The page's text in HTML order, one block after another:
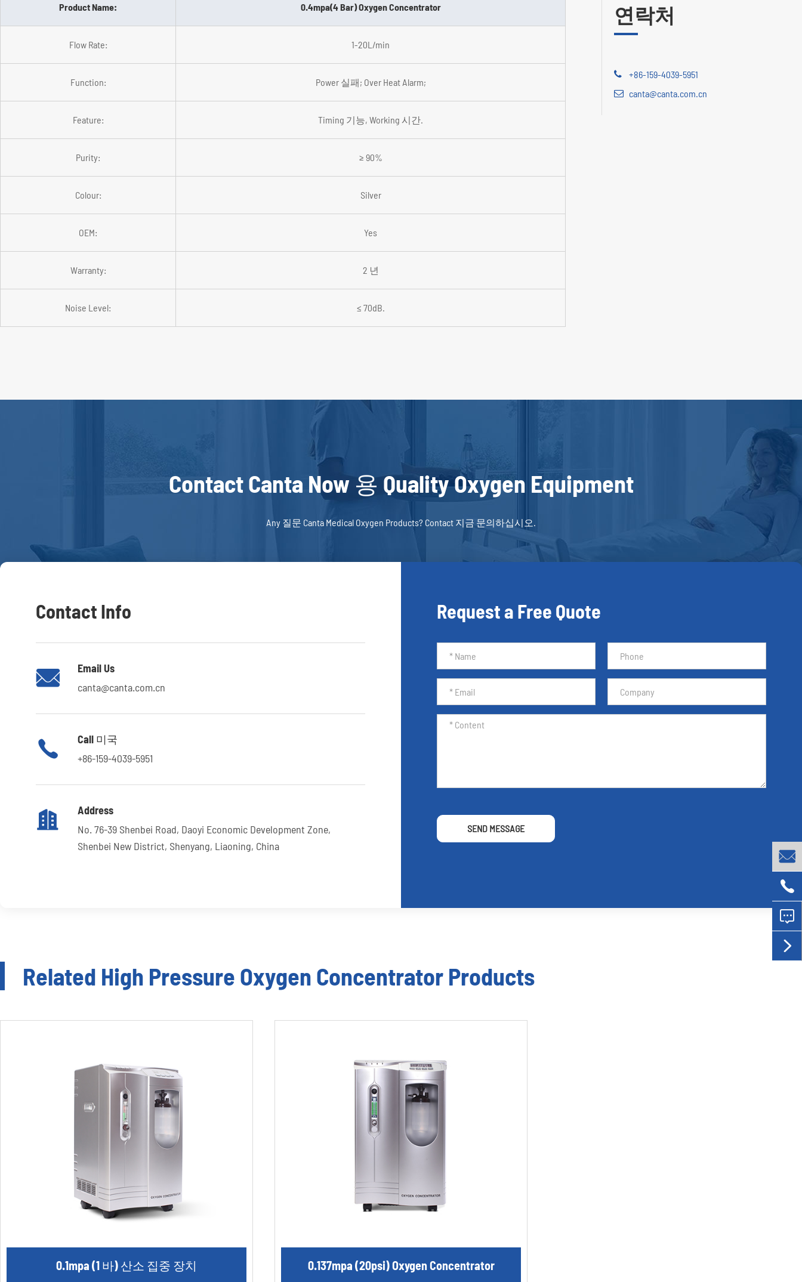
Product Name: 0.4mpa(4 Bar) Oxygen Concentrator
Flow Rate: 1-20L/min
Function: Power 실패; Over Heat Alarm;
Feature: Timing 기능, Working 시간.
Purity: ≥ 90%
Colour: Silver
OEM: Yes
Warranty: 2 년
Noise Level: ≤ 70dB.
연락처
+86-159-4039-5951
canta@canta.com.cn
Contact Canta Now 용 Quality Oxygen Equipment
Any 질문 Canta Medical Oxygen Products? Contact 지금 문의하십시오.
Contact Info

Email Us
canta@canta.com.cn

Call 미국
+86-159-4039-5951

Address
No. 76-39 Shenbei Road, Daoyi Economic Development Zone,
Shenbei New District, Shenyang, Liaoning, China
Request a Free Quote
SEND MESSAGE
Related High Pressure Oxygen Concentrator Products
0.1mpa (1 바) 산소 집중 장치 0.137mpa (20psi) Oxygen Concentrator



